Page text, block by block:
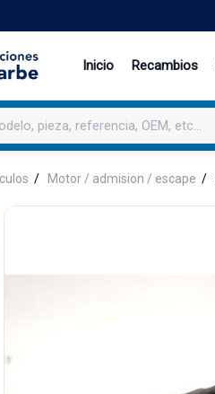
Inicio Recambios
Motor / admision / escape